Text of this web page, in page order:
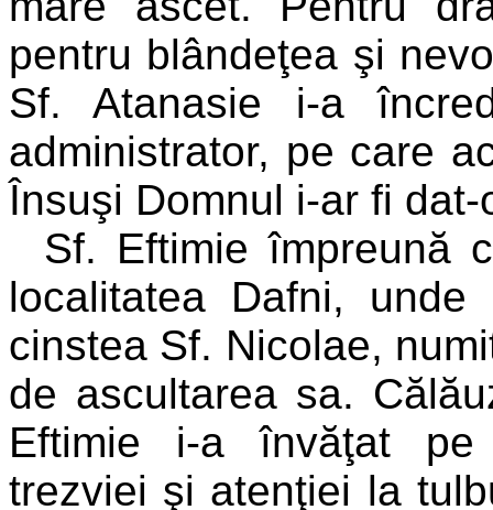
pentru blândeţea şi
Sf. Atanasie i-a
administrator, pe care
Însuşi Domnul i-ar fi
Sf. Eftimie împreună
localitatea Dafni,
cinstea Sf. Nicolae,
de ascultarea sa.
Eftimie i-a învăţat pe
trezviei şi atenţiei la